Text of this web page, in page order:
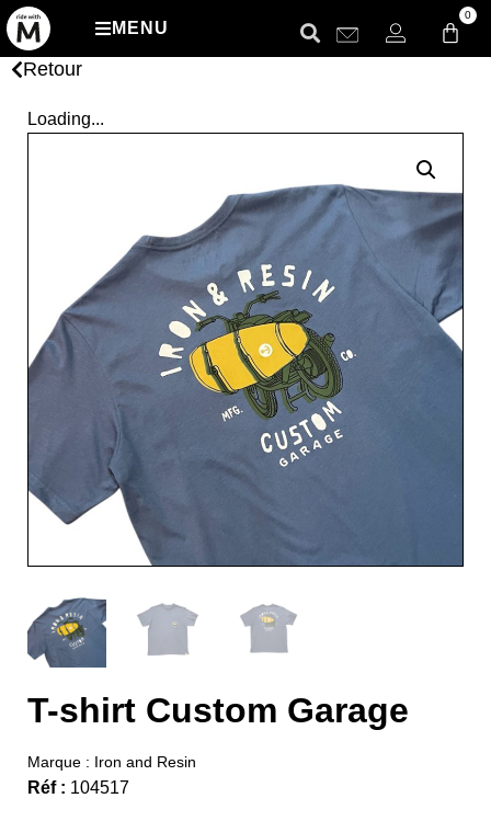
MENU
0
Retour
Loading...
T-shirt Custom Garage
Marque : Iron and Resin
Réf : 104517